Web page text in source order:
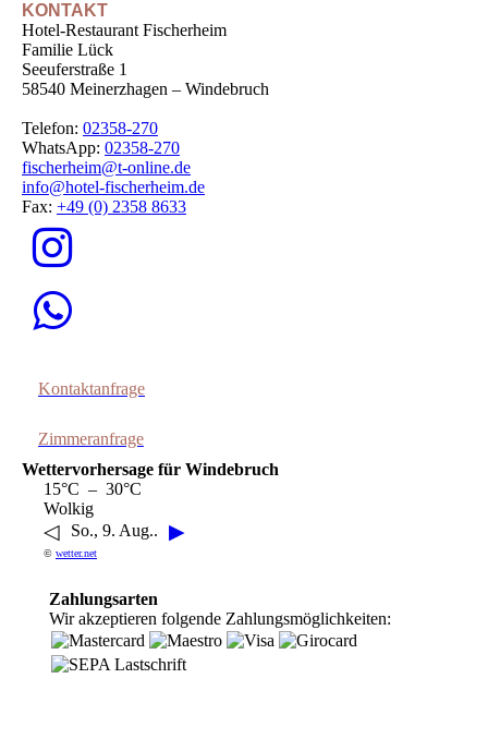
KONTAKT
Hotel-Restaurant Fischerheim
Familie Lück
Seeuferstraße 1
58540 Meinerzhagen – Windebruch
Telefon: 02358-270
WhatsApp: 02358-270
fischerheim@t-online.de
info@hotel-fischerheim.de
Fax: +49 (0) 2358 8633
Kontaktanfrage
Zimmeranfrage
Wettervorhersage für Windebruch
15°C – 30°C
Wolkig
◁ So., 9. Aug.. ▶
© wetter.net
Zahlungsarten
Wir akzeptieren folgende Zahlungsmöglichkeiten: